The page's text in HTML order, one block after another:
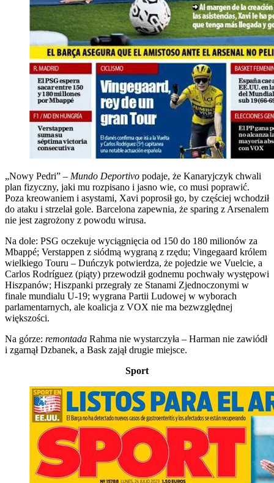
„Nowy Pedri” – Mundo Deportivo podaje, że Kanaryjczyk chwali
plan fizyczny, jaki mu rozpisano i jasno wie, co musi poprawić.
Poza kreowaniem i asystami, Xavi poprosił go, by częściej wchodził
do ataku i strzelał gole. Barcelona zapewnia, że sparing z Arsenalem
nie jest zagrożony z powodu wirusa.
Na dole: PSG oczekuje wyciągnięcia od 150 do 180 milionów za
Mbappé; Verstappen z siódmą wygraną z rzędu; Vingegaard królem
wielkiego Touru – Duńczyk potwierdza, że pojedzie we Vuelcie, a
Carlos Rodríguez (piąty) przewodził godnemu pochwały występowi
Hiszpanów; Hiszpanki przegrały ze Stanami Zjednoczonymi w
finale mundialu U-19; wygrana Partii Ludowej w wyborach
parlamentarnych, ale koalicja z VOX nie ma bezwzględnej
większości.
Na górze: remontada Rahma nie wystarczyła – Harman nie zawiódł
i zgarnął Dzbanek, a Bask zajął drugie miejsce.
Sport